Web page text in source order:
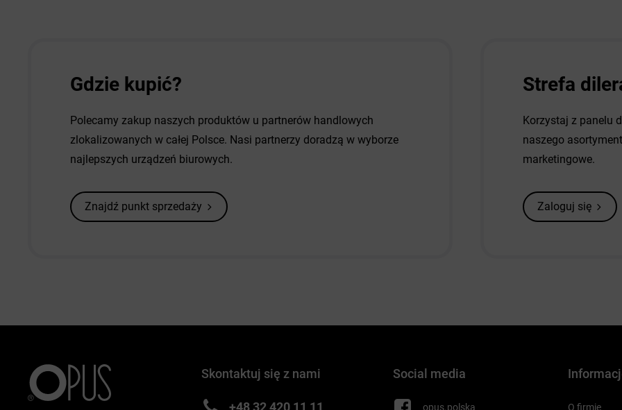
Gdzie kupić?
Polecamy zakup naszych produktów u partnerów handlowych
zlokalizowanych w całej Polsce. Nasi partnerzy doradzą w wyborze
najlepszych urządzeń biurowych.
Znajdź punkt sprzedaży
Strefa
Korzystaj z panelu
naszego
marketingowe.
Zaloguj się
Skontaktuj się z nami
+48 32 420 11 11
Social media
opus.polska O firmie